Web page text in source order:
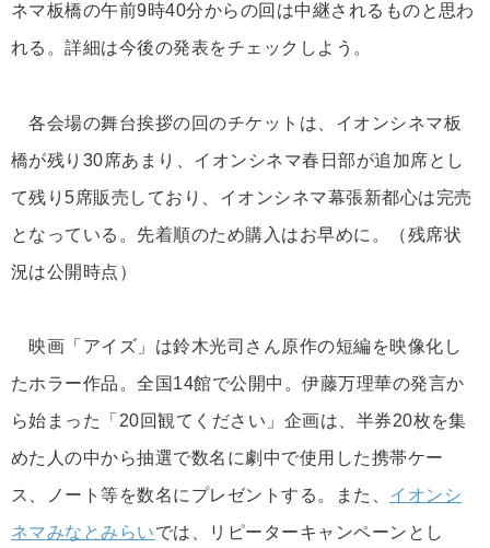
ネマ板橋の午前9時40分からの回は中継されるものと思わ
れる。詳細は今後の発表をチェックしよう。
各会場の舞台挨拶の回のチケットは、イオンシネマ板
橋が残り30席あまり、イオンシネマ春日部が追加席とし
て残り5席販売しており、イオンシネマ幕張新都心は完売
となっている。先着順のため購入はお早めに。（残席状
況は公開時点）
映画「アイズ」は鈴木光司さん原作の短編を映像化し
たホラー作品。全国14館で公開中。伊藤万理華の発言か
ら始まった「20回観てください」企画は、半券20枚を集
めた人の中から抽選で数名に劇中で使用した携帯ケー
ス、ノート等を数名にプレゼントする。また、 イオンシ
ネマみなとみらいでは、リピーターキャンペーンとし